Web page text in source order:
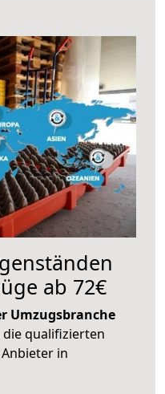
ab 72€
Umzugsbranche
qualifizierten
in